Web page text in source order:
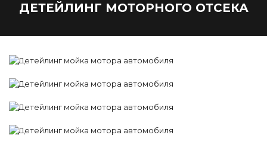
ДЕТЕЙЛИНГ МОТОРНОГО ОТСЕКА